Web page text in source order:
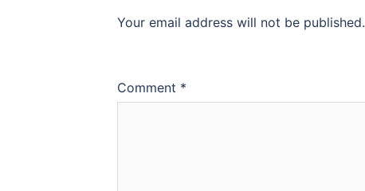
Your email address will not be published.
Comment *